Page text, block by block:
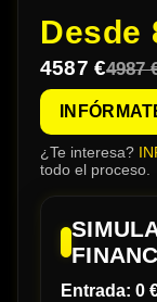
Desde
4587 €4987
¿Te interesa?
todo el proceso.
Entrada: 0